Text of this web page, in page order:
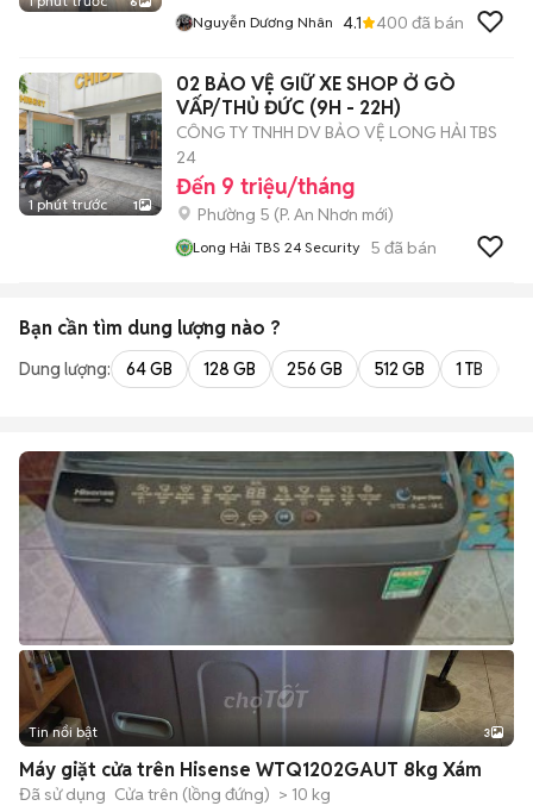
Nguyễn Dương Nhân 4.1 400 đã bán
1 phút trước 1
02 BẢO VỆ GIỮ XE SHOP Ở GÒ
VẤP/THỦ ĐỨC (9H - 22H)
CÔNG TY TNHH DV BẢO VỆ LONG HẢI TBS
24
Đến 9 triệu/tháng
Phường 5 (P. An Nhơn mới)
Long Hải TBS 24 Security 5 đã bán
Bạn cần tìm dung lượng nào ?
Dung lượng: 64 GB 128 GB 256 GB 512 GB 1 TB
Tin nổi bật 3
Máy giặt cửa trên Hisense WTQ1202GAUT 8kg Xám
Đã sử dụng Cửa trên (lồng đứng) > 10 kg